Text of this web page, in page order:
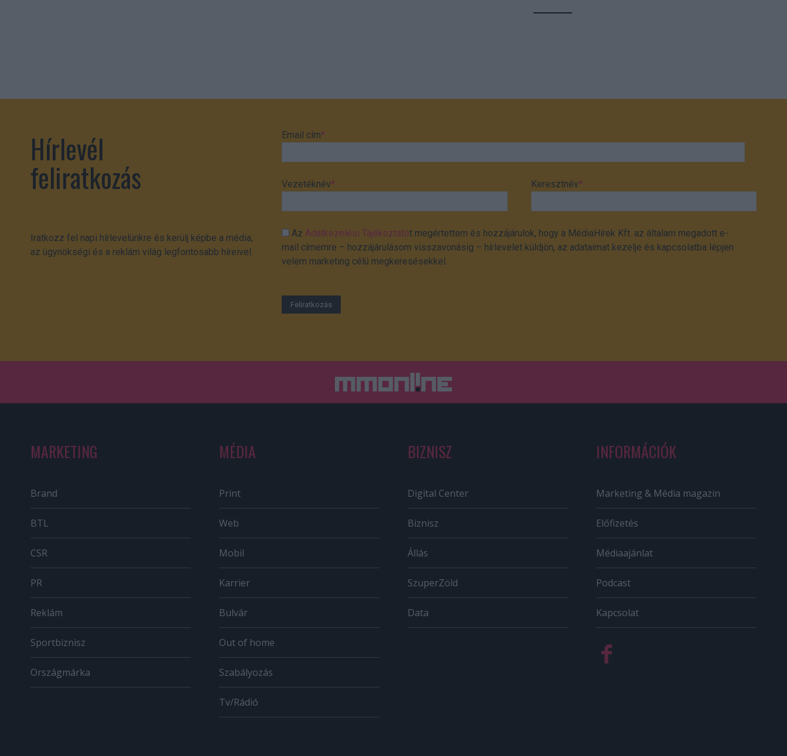
Hírlevél
feliratkozás
Iratkozz fel napi hírlevelünkre és kerülj képbe a média,
az ügynökségi és a reklám világ legfontosabb híreivel.
Email cím*
Vezetéknév* Keresztnév*
AzAdatkezelési Tájékoztatót megértettem és hozzájárulok, hogy a MédiaHírek Kft. az általam megadott e-
mail címemre – hozzájárulásom visszavonásig – hírlevelet küldjön, az adataimat kezelje és kapcsolatba lépjen
velem marketing célú megkeresésekkel.
MARKETING
Brand
BTL
CSR
PR
Reklám
Sportbiznisz
Országmárka
MÉDIA
Print
Web
Mobil
Karrier
Bulvár
Out of home
Szabályozás
Tv/Rádió
BIZNISZ
Digital Center
Biznisz
Állás
SzuperZöld
Data
INFORMÁCIÓK
Marketing & Média magazin
Előfizetés
Médiaajánlat
Podcast
Kapcsolat